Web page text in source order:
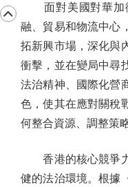
面對美國對華加
融、貿易和物流中心
拓新興市場，深化與
衝擊，並在變局中尋
法治精神、國際化營
色，使其在應對關稅
何整合資源、調整策
香港的核心競爭力
健的法治環境。根據